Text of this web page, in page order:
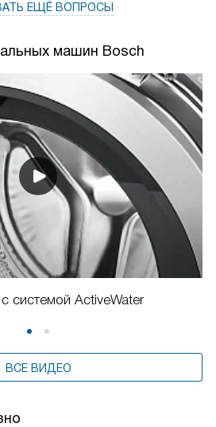
ЕЩЁ ВОПРОСЫ
машин Bosch
системой ActiveWater
ВСЕ ВИДЕО